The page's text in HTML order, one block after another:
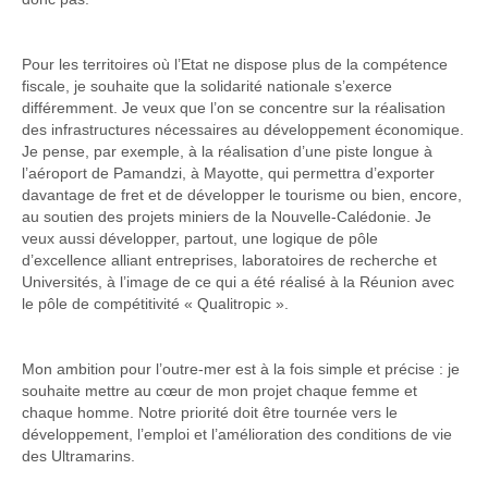
Pour les territoires où l’Etat ne dispose plus de la compétence
fiscale, je souhaite que la solidarité nationale s’exerce
différemment. Je veux que l’on se concentre sur la réalisation
des infrastructures nécessaires au développement économique.
Je pense, par exemple, à la réalisation d’une piste longue à
l’aéroport de Pamandzi, à Mayotte, qui permettra d’exporter
davantage de fret et de développer le tourisme ou bien, encore,
au soutien des projets miniers de la Nouvelle-Calédonie. Je
veux aussi développer, partout, une logique de pôle
d’excellence alliant entreprises, laboratoires de recherche et
Universités, à l’image de ce qui a été réalisé à la Réunion avec
le pôle de compétitivité « Qualitropic ».
Mon ambition pour l’outre-mer est à la fois simple et précise : je
souhaite mettre au cœur de mon projet chaque femme et
chaque homme. Notre priorité doit être tournée vers le
développement, l’emploi et l’amélioration des conditions de vie
des Ultramarins.